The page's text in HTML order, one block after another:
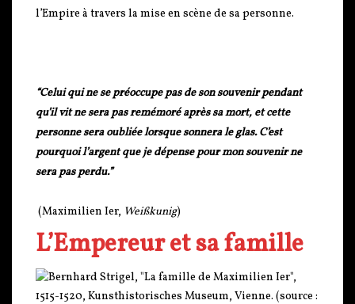
l’Empire à travers la mise en scène de sa personne.
“Celui qui ne se préoccupe pas de son souvenir pendant
qu’il vit ne sera pas remémoré après sa mort, et cette
personne sera oubliée lorsque sonnera le glas. C’est
pourquoi l’argent que je dépense pour mon souvenir ne
sera pas perdu.”
(Maximilien Ier, Weißkunig)
L’Empereur et sa famille